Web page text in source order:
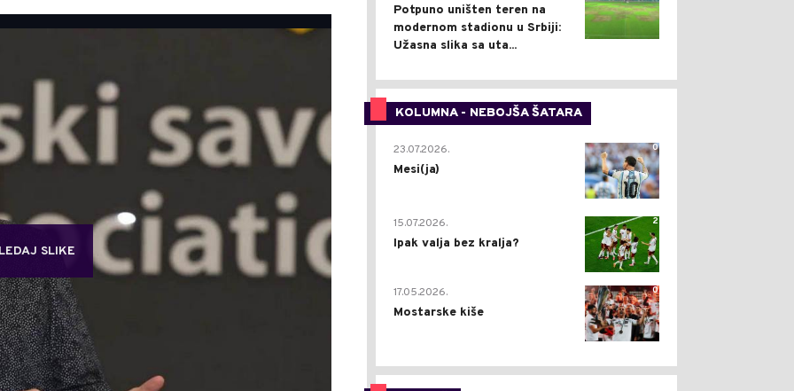
SLIKE
Potpuno uništen teren na
modernom stadionu u Srbiji:
Užasna slika sa uta...
KOLUMNA - NEBOJŠA ŠATARA
0
23.07.2026.
Mesi(ja)
2
15.07.2026.
Ipak valja bez kralja?
0
17.05.2026.
Mostarske kiše